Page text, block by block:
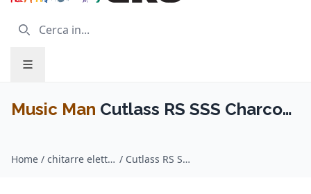
Music Man Cutlass RS SSS Charcoal
Home / chitarre elettriche / Music Man / Cutlass RS SSS Charcoal Sparkle Tastiera Palissandro